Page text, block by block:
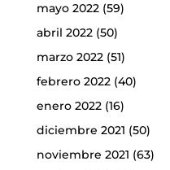
mayo 2022(59)
abril 2022(50)
marzo 2022(51)
febrero 2022(40)
enero 2022(16)
diciembre 2021 (50)
noviembre 2021 (63)